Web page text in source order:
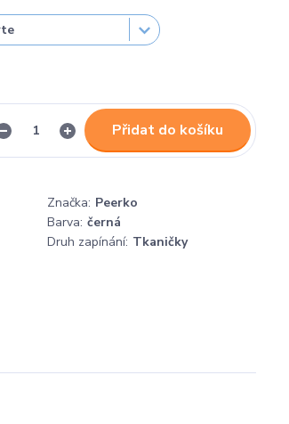
Přidat do košíku
Značka: Peerko
Barva: černá
Druh zapínání: Tkaničky